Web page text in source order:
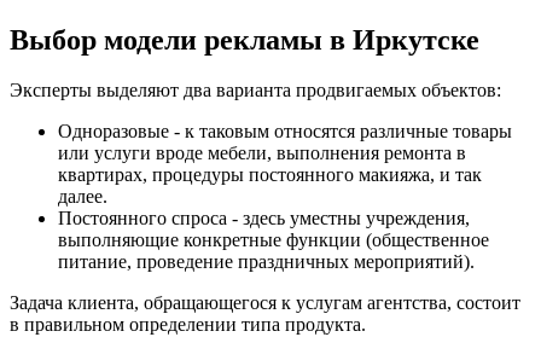
Выбор модели рекламы в Иркутске
Эксперты выделяют два варианта продвигаемых объектов:
Одноразовые - к таковым относятся различные товары
или услуги вроде мебели, выполнения ремонта в
квартирах, процедуры постоянного макияжа, и так
далее.
Постоянного спроса - здесь уместны учреждения,
выполняющие конкретные функции (общественное
питание, проведение праздничных мероприятий).
Задача клиента, обращающегося к услугам агентства, состоит
в правильном определении типа продукта.